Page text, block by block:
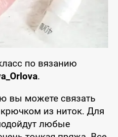
по вязанию
.
вы можете связать
из ниток. Для
любые